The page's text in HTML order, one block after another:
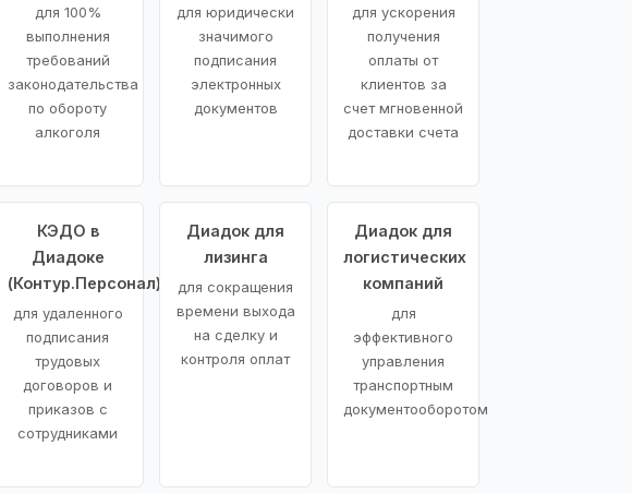
для 100%
выполнения
требований
законодательства
по обороту
алкоголя
для юридически
значимого
подписания
электронных
документов
для ускорения
получения
оплаты от
клиентов за
счет мгновенной
доставки счета
КЭДО в
Диадоке
(Контур.Персонал)
для удаленного
подписания
трудовых
договоров и
приказов с
сотрудниками
Диадок для
лизинга
для сокращения
времени выхода
на сделку и
контроля оплат
Диадок для
логистических
компаний
для
эффективного
управления
транспортным
документооборотом